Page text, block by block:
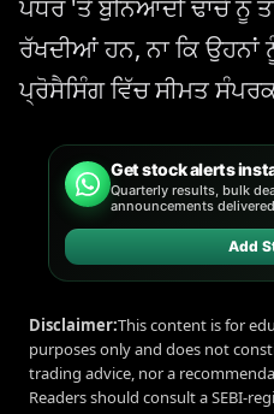
ਪੱਧਰ 'ਤੇ ਬੁਨਿਆਦੀ ਢਾਂਚੇ ਨੂੰ
ਰੱਖਦੀਆਂ ਹਨ, ਨਾ ਕਿ ਉਹਨਾਂ
ਪ੍ਰੋਸੈਸਿੰਗ ਵਿੱਚ ਸੀਮਤ
Get stock alerts
Quarterly results, bulk
announcements
Add
Disclaimer:This content is for
purposes only and does not
trading advice, nor a
Readers should consult a SEBI-